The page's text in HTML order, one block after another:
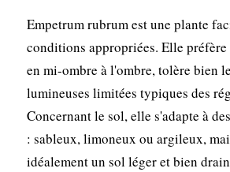
Empetrum rubrum est une plante
conditions appropriées. Elle
en mi-ombre à l'ombre, tolère bien
lumineuses limitées typiques des
Concernant le sol, elle s'adapte à
: sableux, limoneux ou argileux,
idéalement un sol léger et bien